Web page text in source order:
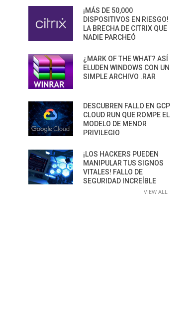
¡MÁS DE 50,000
DISPOSITIVOS EN RIESGO!
LA BRECHA DE CITRIX QUE
NADIE PARCHEÓ
¿MARK OF THE WHAT? ASÍ
ELUDEN WINDOWS CON UN
SIMPLE ARCHIVO .RAR
DESCUBREN FALLO EN GCP
CLOUD RUN QUE ROMPE EL
MODELO DE MENOR
PRIVILEGIO
¡LOS HACKERS PUEDEN
MANIPULAR TUS SIGNOS
VITALES! FALLO DE
SEGURIDAD INCREÍBLE
VIEW ALL